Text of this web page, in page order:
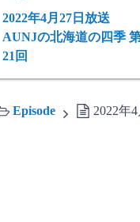
2022年4月27日放送
AUNJの北海道の四季
21回
Episode 2022年